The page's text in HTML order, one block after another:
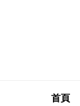
首頁